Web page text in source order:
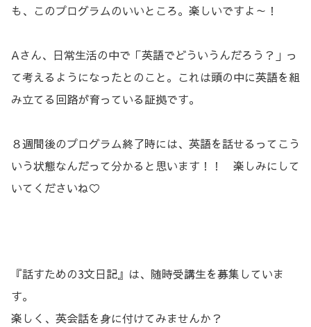
も、このプログラムのいいところ。楽しいですよ～！
Aさん、日常生活の中で「英語でどういうんだろう？」っ
て考えるようになったとのこと。これは頭の中に英語を組
み立てる回路が育っている証拠です。
８週間後のプログラム終了時には、英語を話せるってこう
いう状態なんだって分かると思います！！ 楽しみにして
いてくださいね♡
『話すための3文日記』は、随時受講生を募集していま
す。
楽しく、英会話を身に付けてみませんか？